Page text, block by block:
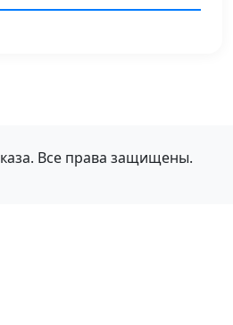
Все права защищены.